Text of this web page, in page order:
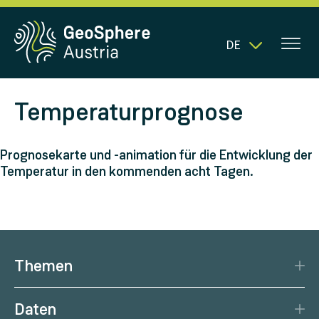
DE
Temperaturprognose
Prognosekarte und -animation für die Entwicklung der
Temperatur in den kommenden acht Tagen.
Themen
Daten